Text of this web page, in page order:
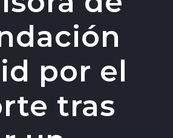
por el
tras